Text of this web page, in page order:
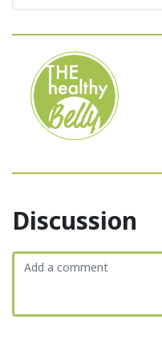
Discussion